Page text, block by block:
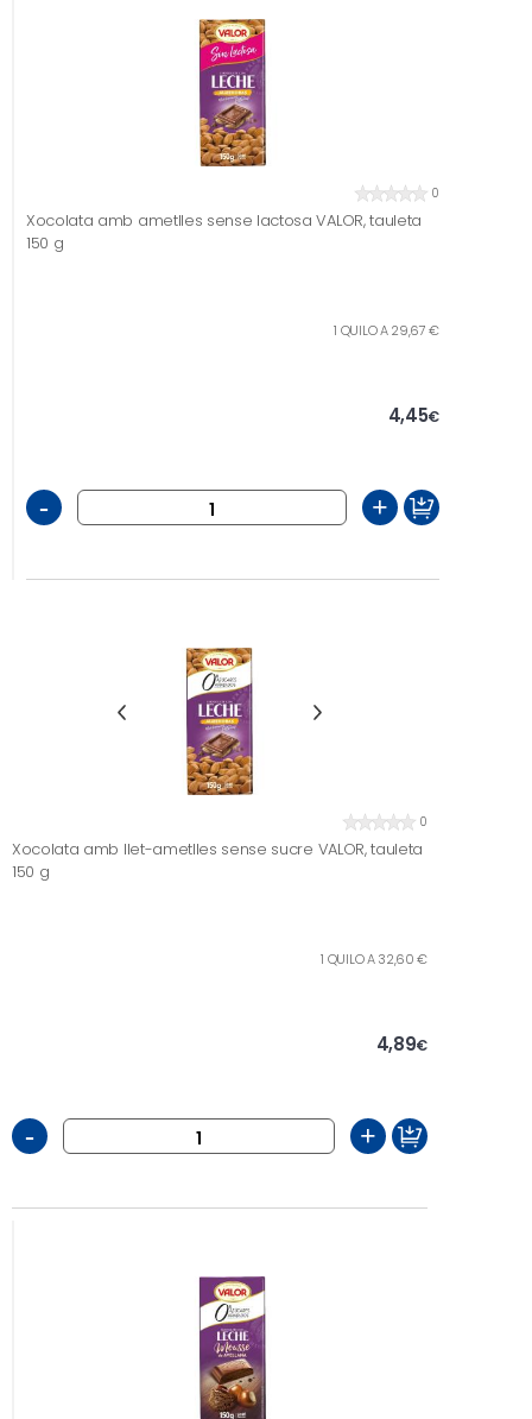
0
Xocolata amb ametlles sense lactosa VALOR, tauleta
150 g
1 QUILO A 29,67 €
4,45€
- +
0
Xocolata amb llet-ametlles sense sucre VALOR, tauleta
150 g
1 QUILO A 32,60 €
4,89€
- +